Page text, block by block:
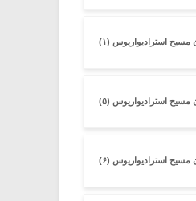
مسیح استرادیواریوس (۱)
مسیح استرادیواریوس (۵)
مسیح استرادیواریوس (۶)